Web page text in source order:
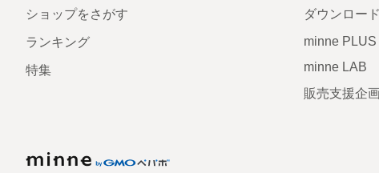
ショップをさがす
ランキング
特集
ダウンロー
minne PLUS
minne LAB
販売支援企